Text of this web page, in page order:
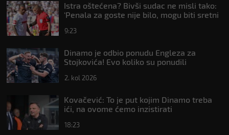
Istra oštećena? Bivši sudac ne misli tako:
‘Penala za goste nije bilo, mogu biti sretni
9:23
Dinamo je odbio ponudu Engleza za
Stojkovića! Evo koliko su ponudili
2. kol 2026
Kovačević: To je put kojim Dinamo treba
ići, na ovome ćemo inzistirati
18:23